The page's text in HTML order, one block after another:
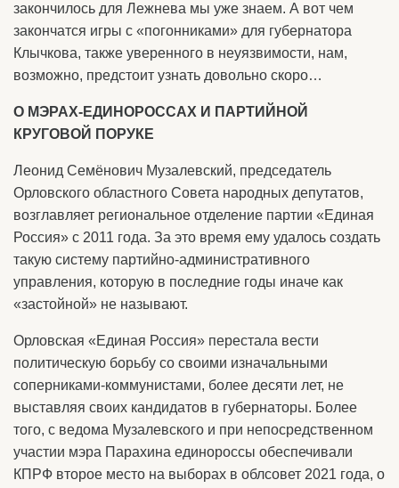
закончилось для Лежнева мы уже знаем. А вот чем
закончатся игры с «погонниками» для губернатора
Клычкова, также уверенного в неуязвимости, нам,
возможно, предстоит узнать довольно скоро…
О МЭРАХ-ЕДИНОРОССАХ И ПАРТИЙНОЙ
КРУГОВОЙ ПОРУКЕ
Леонид Семёнович Музалевский, председатель
Орловского областного Совета народных депутатов,
возглавляет региональное отделение партии «Единая
Россия» с 2011 года. За это время ему удалось создать
такую систему партийно-административного
управления, которую в последние годы иначе как
«застойной» не называют.
Орловская «Единая Россия» перестала вести
политическую борьбу со своими изначальными
соперниками-коммунистами, более десяти лет, не
выставляя своих кандидатов в губернаторы. Более
того, с ведома Музалевского и при непосредственном
участии мэра Парахина единороссы обеспечивали
КПРФ второе место на выборах в облсовет 2021 года, о